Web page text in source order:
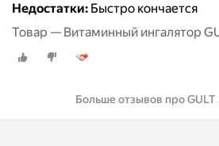
Недостатки: Быстро кончается
Товар — Витаминный ингалятор
Больше отзывов про GULT